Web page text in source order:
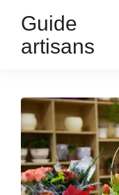
Guide
artisans